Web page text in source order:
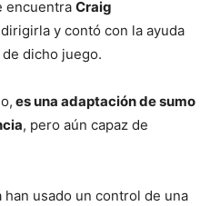
encuentra Craig
y contó con la ayuda
dicho juego.
es una adaptación de sumo
, pero aún capaz de
han usado un control de una